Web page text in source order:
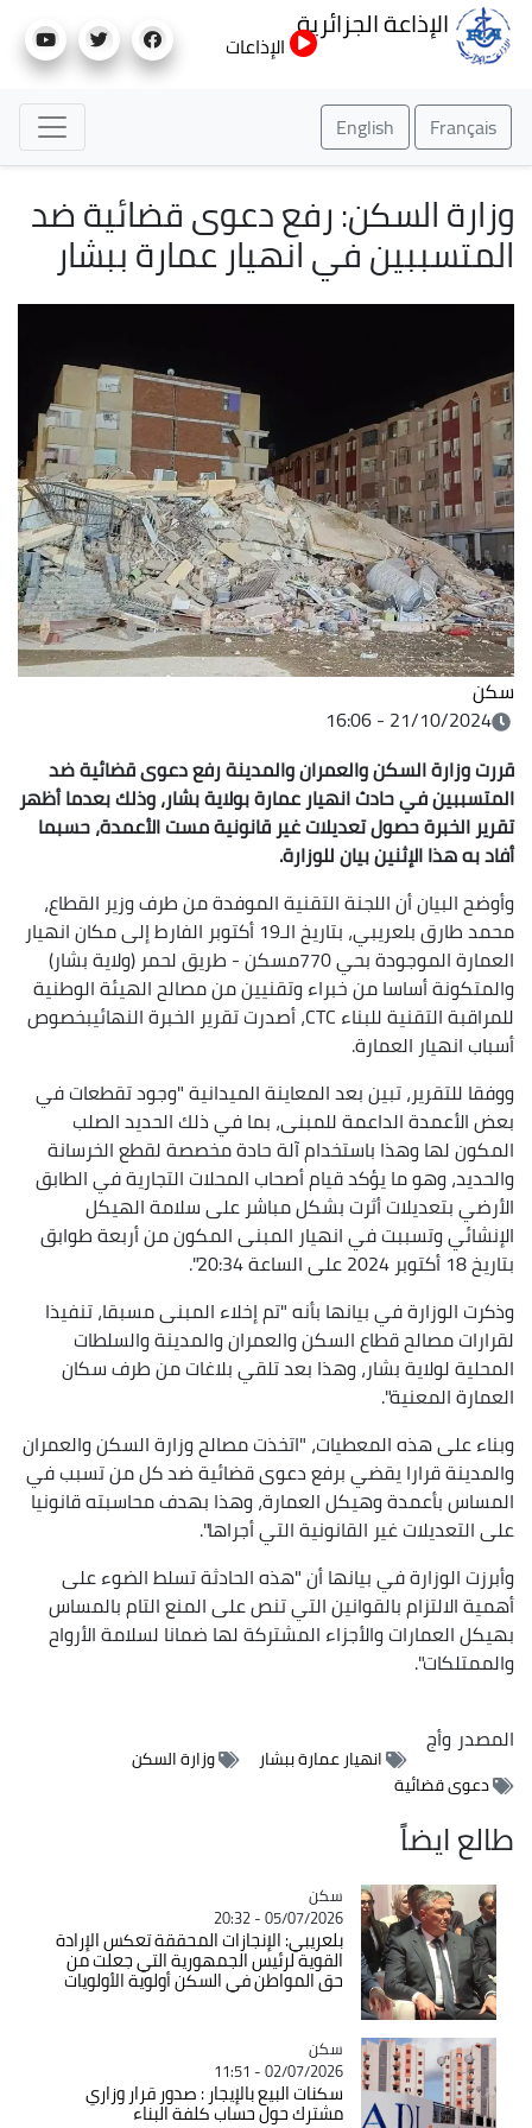
إلى
الإذاعة الجزائرية
الإذاعات
Français
English
وزارة السكن: رفع دعوى قضائية ضد
المتسببين في انهيار عمارة ببشار
سكن
21/10/2024 - 16:06
قررت وزارة السكن والعمران والمدينة رفع دعوى قضائية ضد
المتسببين في حادث انهيار عمارة بولاية بشار، وذلك بعدما أظهر
تقرير الخبرة حصول تعديلات غير قانونية مست الأعمدة، حسبما
أفاد به هذا الإثنين بيان للوزارة.
وأوضح البيان أن اللجنة التقنية الموفدة من طرف وزير القطاع،
محمد طارق بلعريبي، بتاريخ الـ19 أكتوبر الفارط إلى مكان انهيار
العمارة الموجودة بحي 770مسكن - طريق لحمر (ولاية بشار)
والمتكونة أساسا من خبراء وتقنيين من مصالح الهيئة الوطنية
للمراقبة التقنية للبناء CTC، أصدرت تقرير الخبرة النهائيبخصوص
أسباب انهيار العمارة.
ووفقا للتقرير، تبين بعد المعاينة الميدانية "وجود تقطعات في
بعض الأعمدة الداعمة للمبنى، بما في ذلك الحديد الصلب
المكون لها وهذا باستخدام آلة حادة مخصصة لقطع الخرسانة
والحديد، وهو ما يؤكد قيام أصحاب المحلات التجارية في الطابق
الأرضي بتعديلات أثرت بشكل مباشر على سلامة الهيكل
الإنشائي وتسببت في انهيار المبنى المكون من أربعة طوابق
بتاريخ 18 أكتوبر 2024 على الساعة 20:34".
وذكرت الوزارة في بيانها بأنه "تم إخلاء المبنى مسبقا، تنفيذا
لقرارات مصالح قطاع السكن والعمران والمدينة والسلطات
المحلية لولاية بشار، وهذا بعد تلقي بلاغات من طرف سكان
العمارة المعنية".
وبناء على هذه المعطيات، "اتخذت مصالح وزارة السكن والعمران
والمدينة قرارا يقضي برفع دعوى قضائية ضد كل من تسبب في
المساس بأعمدة وهيكل العمارة، وهذا بهدف محاسبته قانونيا
على التعديلات غير القانونية التي أجراها".
وأبرزت الوزارة في بيانها أن "هذه الحادثة تسلط الضوء على
أهمية الالتزام بالقوانين التي تنص على المنع التام بالمساس
بهيكل العمارات والأجزاء المشتركة لها ضمانا لسلامة الأرواح
والممتلكات".
المصدروأج
انهيار عمارة ببشار
وزارة السكن
دعوى قضائية
طالع ايضاً
Catégorie
سكن
05/07/2026 - 20:32
بلعريبي: الإنجازات المحققة تعكس الإرادة
القوية لرئيس الجمهورية التي جعلت من
حق المواطن في السكن أولوية الأولويات
Catégorie
سكن
02/07/2026 - 11:51
سكنات البيع بالإيجار : صدور قرار وزاري
مشترك حول حساب كلفة البناء